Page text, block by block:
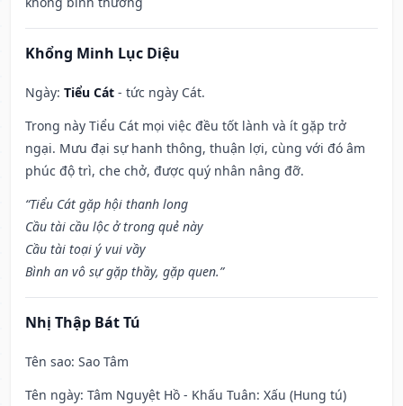
Khổng Minh Lục Diệu
Ngày: Tiểu Cát - tức ngày Cát.
Trong này Tiểu Cát mọi việc đều tốt lành và ít gặp trở
ngại. Mưu đại sự hanh thông, thuận lợi, cùng với đó âm
phúc độ trì, che chở, được quý nhân nâng đỡ.
“Tiểu Cát gặp hội thanh long
Cầu tài cầu lộc ở trong quẻ này
Cầu tài toại ý vui vầy
Bình an vô sự gặp thầy, gặp quen.”
Nhị Thập Bát Tú
Tên sao: Sao Tâm
Tên ngày: Tâm Nguyệt Hồ - Khấu Tuân: Xấu (Hung tú)